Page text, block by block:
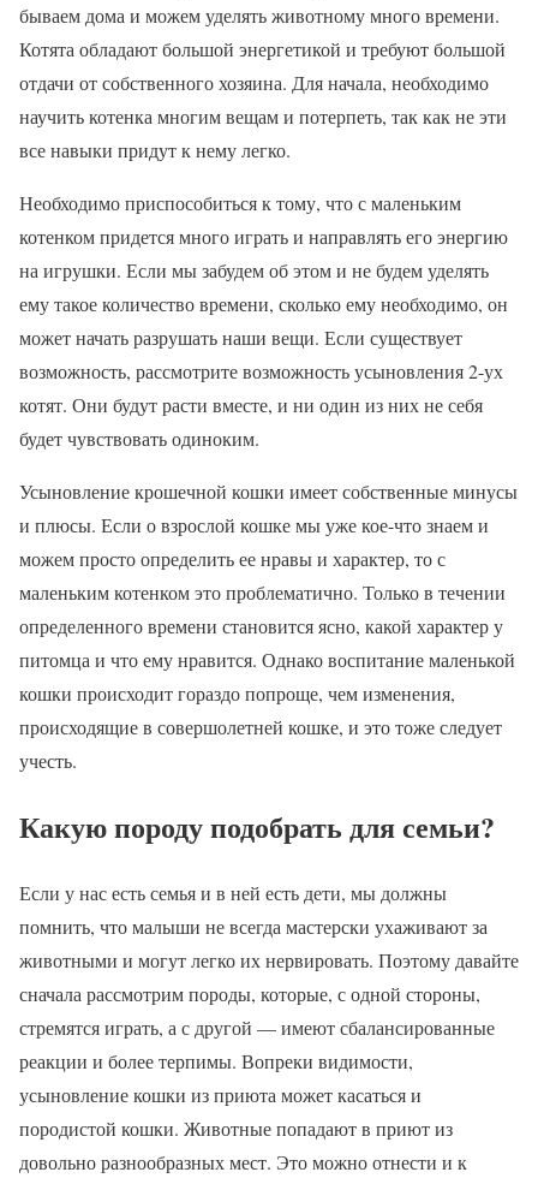
бываем дома и можем уделять животному много времени.
Котята обладают большой энергетикой и требуют большой
отдачи от собственного хозяина. Для начала, необходимо
научить котенка многим вещам и потерпеть, так как не эти
все навыки придут к нему легко.
Необходимо приспособиться к тому, что с маленьким
котенком придется много играть и направлять его энергию
на игрушки. Если мы забудем об этом и не будем уделять
ему такое количество времени, сколько ему необходимо, он
может начать разрушать наши вещи. Если существует
возможность, рассмотрите возможность усыновления 2-ух
котят. Они будут расти вместе, и ни один из них не себя
будет чувствовать одиноким.
Усыновление крошечной кошки имеет собственные минусы
и плюсы. Если о взрослой кошке мы уже кое-что знаем и
можем просто определить ее нравы и характер, то с
маленьким котенком это проблематично. Только в течении
определенного времени становится ясно, какой характер у
питомца и что ему нравится. Однако воспитание маленькой
кошки происходит гораздо попроще, чем изменения,
происходящие в совершолетней кошке, и это тоже следует
учесть.
Какую породу подобрать для семьи?
Если у нас есть семья и в ней есть дети, мы должны
помнить, что малыши не всегда мастерски ухаживают за
животными и могут легко их нервировать. Поэтому давайте
сначала рассмотрим породы, которые, с одной стороны,
стремятся играть, а с другой — имеют сбалансированные
реакции и более терпимы. Вопреки видимости,
усыновление кошки из приюта может касаться и
породистой кошки. Животные попадают в приют из
довольно разнообразных мест. Это можно отнести и к